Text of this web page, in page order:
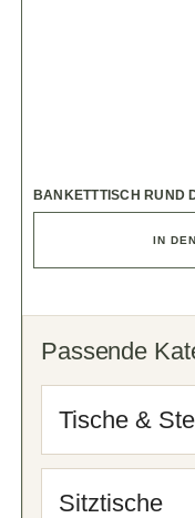
BANKETTTISCH RUND
IN
Passende
Tische &
Sitztische